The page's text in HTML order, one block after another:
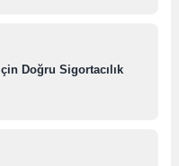
Doğru Sigortacılık